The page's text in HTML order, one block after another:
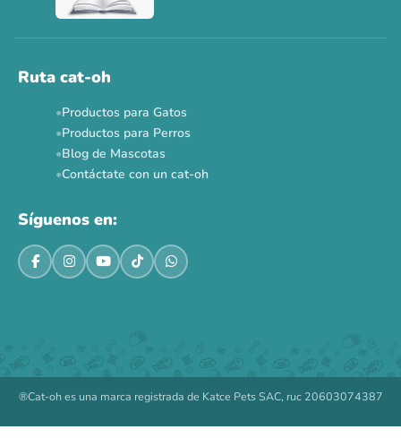
Ruta cat-oh
Productos para Gatos
Productos para Perros
Blog de Mascotas
Contáctate con un cat-oh
Síguenos en:
®Cat-oh es una marca registrada de Katce Pets SAC, ruc 20603074387